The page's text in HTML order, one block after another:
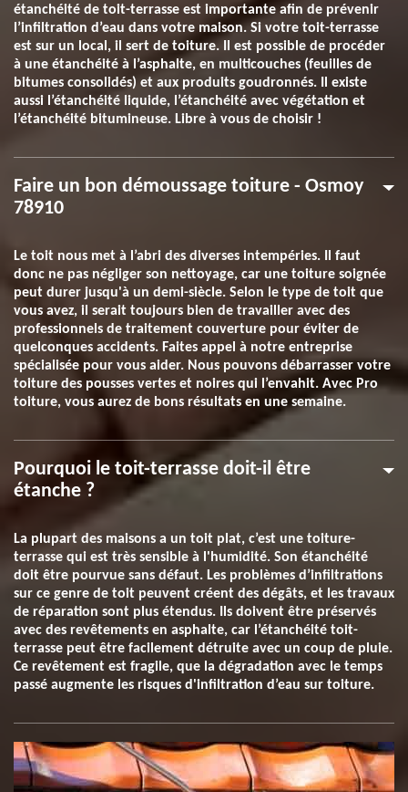
étanchéité de toit-terrasse est importante afin de prévenir
l’infiltration d’eau dans votre maison. Si votre toit-terrasse
est sur un local, il sert de toiture. Il est possible de procéder
à une étanchéité à l’asphalte, en multicouches (feuilles de
bitumes consolidés) et aux produits goudronnés. Il existe
aussi l’étanchéité liquide, l’étanchéité avec végétation et
l’étanchéité bitumineuse. Libre à vous de choisir !
Faire un bon démoussage toiture - Osmoy
78910
Le toit nous met à l’abri des diverses intempéries. Il faut
donc ne pas négliger son nettoyage, car une toiture soignée
peut durer jusqu'à un demi-siècle. Selon le type de toit que
vous avez, il serait toujours bien de travailler avec des
professionnels de traitement couverture pour éviter de
quelconques accidents. Faites appel à notre entreprise
spécialisée pour vous aider. Nous pouvons débarrasser votre
toiture des pousses vertes et noires qui l’envahit. Avec Pro
toiture, vous aurez de bons résultats en une semaine.
Pourquoi le toit-terrasse doit-il être
étanche ?
La plupart des maisons a un toit plat, c’est une toiture-
terrasse qui est très sensible à l'humidité. Son étanchéité
doit être pourvue sans défaut. Les problèmes d’infiltrations
sur ce genre de toit peuvent créent des dégâts, et les travaux
de réparation sont plus étendus. Ils doivent être préservés
avec des revêtements en asphalte, car l’étanchéité toit-
terrasse peut être facilement détruite avec un coup de pluie.
Ce revêtement est fragile, que la dégradation avec le temps
passé augmente les risques d'infiltration d’eau sur toiture.